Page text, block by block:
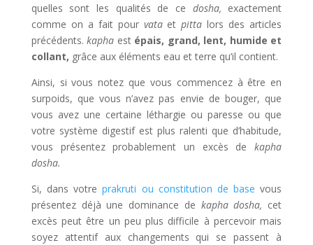
quelles sont les qualités de ce dosha, exactement
comme on a fait pour vataetpitta lors des articles
précédents.kapha est épais, grand, lent, humide et
collant, grâce aux éléments eau et terre qu’il contient.
Ainsi, si vous notez que vous commencez à être en
surpoids, que vous n’avez pas envie de bouger, que
vous avez une certaine léthargie ou paresse ou que
votre système digestif est plus ralenti que d’habitude,
vous présentez probablement un excès dekapha
dosha.
Si, dans votreprakruti ou constitution de base vous
présentez déjà une dominance de kapha dosha, cet
excès peut être un peu plus difficile à percevoir mais
soyez attentif aux changements qui se passent à